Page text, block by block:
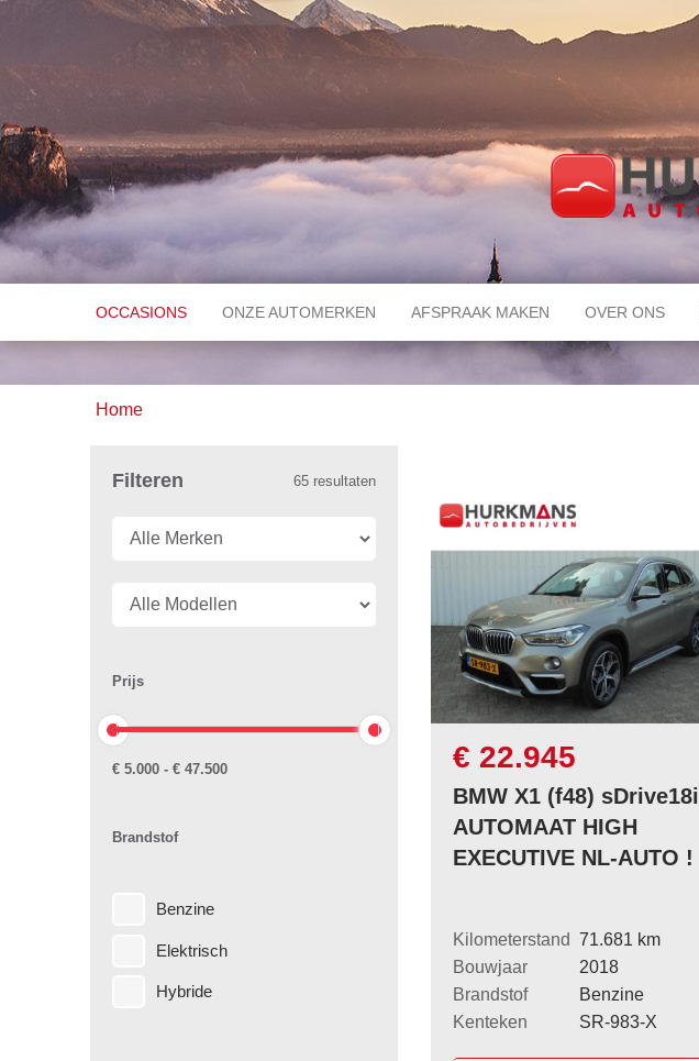
OCCASIONS ONZE AUTOMERKEN AFSPRAAK MAKEN OVER ONS
Home
Filteren 65 resultaten
Prijs
€ 5.000 - € 47.500
Brandstof
Benzine
Elektrisch
Hybride
€ 22.945
BMW X1 (f48) sDrive18i
AUTOMAAT HIGH
EXECUTIVE NL-AUTO !
Kilometerstand 71.681 km
Bouwjaar
2018
Brandstof
Benzine
Kenteken
SR-983-X